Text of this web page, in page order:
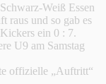
Weiß Essen
raus und so gab es
ein 0 : 7.
U9 am Samstag
offizielle „Auftritt“